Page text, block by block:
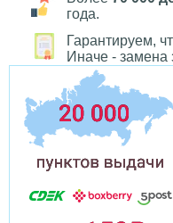
года.
Гарантируем,
Иначе - замена